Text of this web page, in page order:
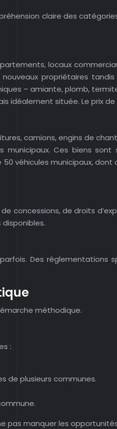
claire des
locaux
propriétaires
– amiante, plomb,
idéalement située. Le prix
camions, engins de
Ces biens
véhicules municipaux,
concessions, de droits
Des réglementations
méthodique.
:
de plusieurs communes.
pas manquer les